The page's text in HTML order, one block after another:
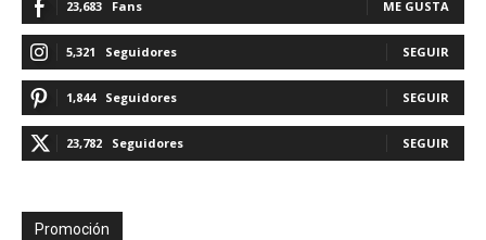
23,683 Fans ME GUSTA
5,321 Seguidores SEGUIR
1,844 Seguidores SEGUIR
23,782 Seguidores SEGUIR
Promoción